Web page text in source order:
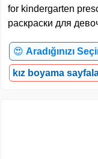
for kindergarten
раскраски для
😍 Aradığınızı
kız boyama